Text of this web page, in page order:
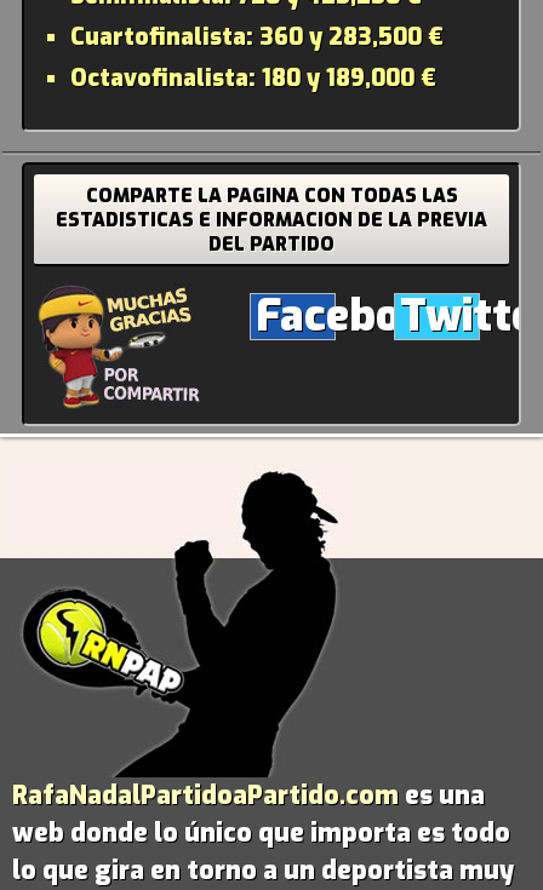
Cuartofinalista:360 y 283,500 €
Octavofinalista:180 y 189,000 €
COMPARTE LA PAGINA CON TODAS LAS
ESTADISTICAS E INFORMACION DE LA PREVIA
DEL PARTIDO
Facebook
RafaNadalPartidoaPartido.com es una
web donde lo único que importa es todo
lo que gira en torno a un deportista muy